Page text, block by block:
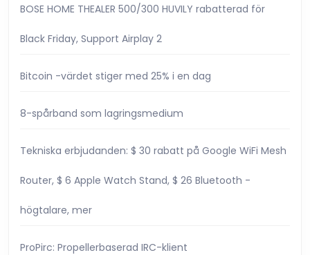
det
om
BOSE HOME THEALER 500/300 HUVILY rabatterad för
Black Friday, Support Airplay 2
Bitcoin -värdet stiger med 25% i en dag
8-spårband som lagringsmedium
Tekniska erbjudanden: $ 30 rabatt på Google WiFi Mesh
Router, $ 6 Apple Watch Stand, $ 26 Bluetooth -
högtalare, mer
ProPirc: Propellerbaserad IRC-klient